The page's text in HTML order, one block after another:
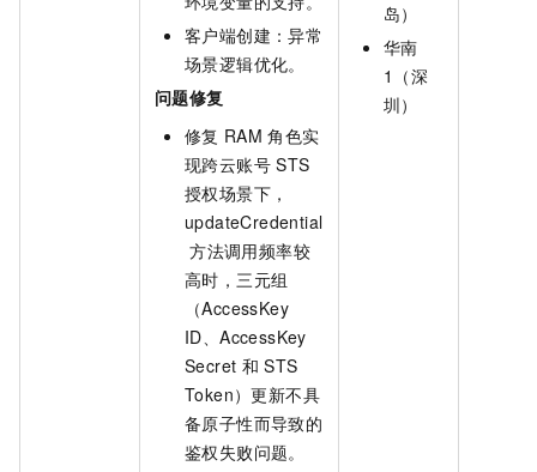
客户端创建：异常
场景逻辑优化。
问题修复
修复 RAM 角色实
现跨云账号 STS
授权场景下，
updateCredential
方法调用频率较
高时，三元组
（AccessKey
ID、AccessKey
Secret 和 STS
Token）更新不具
备原子性而导致的
鉴权失败问题。
岛）
华南
1（深
圳）